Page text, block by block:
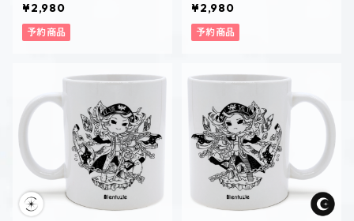
¥2,980
予約商品
¥2,980
予約商品